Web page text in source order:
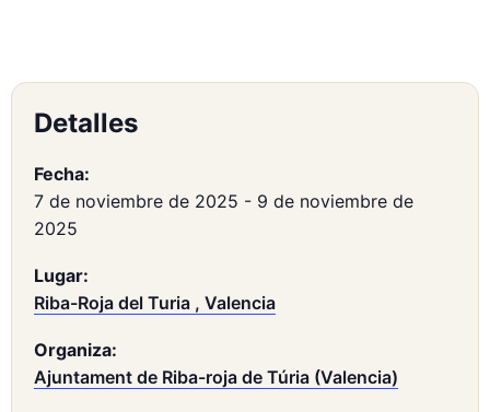
Detalles
Fecha:
7 de noviembre de 2025 - 9 de noviembre de
2025
Lugar:
Riba-Roja del Turia , Valencia
Organiza:
Ajuntament de Riba-roja de Túria (Valencia)